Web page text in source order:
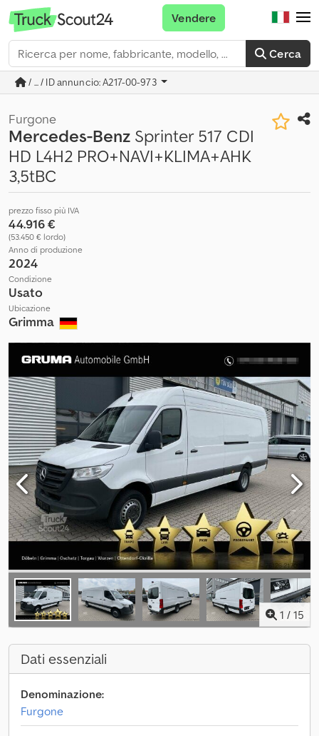
Cerca
Vendere
/ ... / ID annuncio: A217-00-973
Furgone
Mercedes-Benz Sprinter 517 CDI
HD L4H2 PRO+NAVI+KLIMA+AHK
3,5tBC
prezzo fisso più IVA
44.916 €
(53.450 € lordo)
Anno di produzione
2024
Condizione
Usato
Ubicazione
Grimma
1 / 15
Dati essenziali
Denominazione:
Furgone